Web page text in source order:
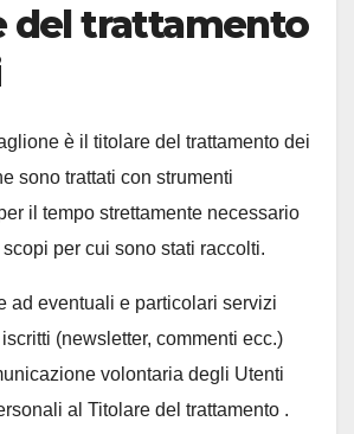
del trattamento
è il titolare del trattamento dei
sono trattati con strumenti
il tempo strettamente necessario
per cui sono stati raccolti.
ad eventuali e particolari servizi
(newsletter, commenti ecc.)
volontaria degli Utenti
al Titolare del trattamento .